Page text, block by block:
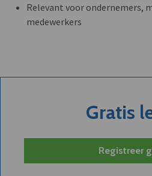
Relevant voor ondernemers,
medewerkers
Gratis
Registreer